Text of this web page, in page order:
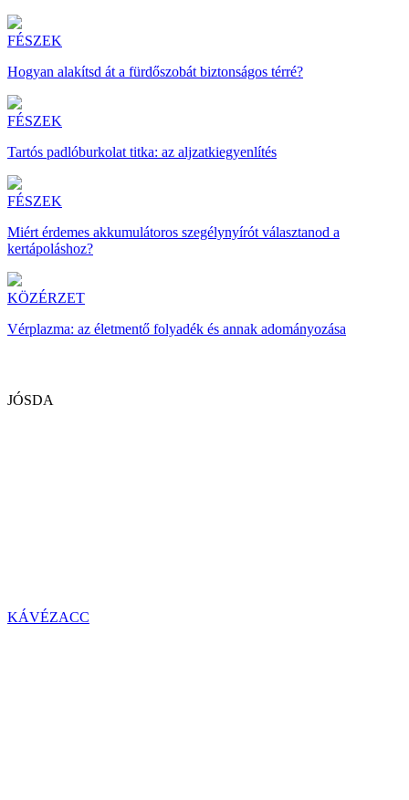
FÉSZEK
Hogyan alakítsd át a fürdőszobát biztonságos térré?
FÉSZEK
Tartós padlóburkolat titka: az aljzatkiegyenlítés
FÉSZEK
Miért érdemes akkumulátoros szegélynyírót választanod a
kertápoláshoz?
KÖZÉRZET
Vérplazma: az életmentő folyadék és annak adományozása
JÓSDA
KÁVÉZACC